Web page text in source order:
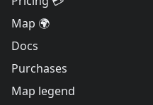
Map 🌍
Docs
Purchases
Map legend